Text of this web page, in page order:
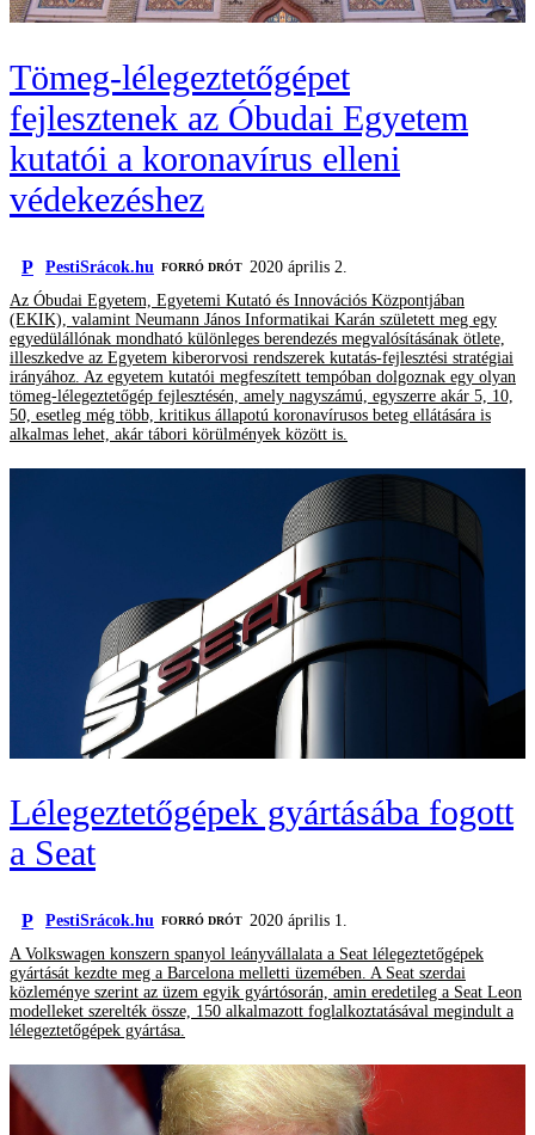
Tömeg-lélegeztetőgépet
fejlesztenek az Óbudai Egyetem
kutatói a koronavírus elleni
védekezéshez
P PestiSrácok.hu FORRÓ DRÓT
2020 április 2.
Az Óbudai Egyetem, Egyetemi Kutató és Innovációs Központjában
(EKIK), valamint Neumann János Informatikai Karán született meg egy
egyedülállónak mondható különleges berendezés megvalósításának ötlete,
illeszkedve az Egyetem kiberorvosi rendszerek kutatás-fejlesztési stratégiai
irányához. Az egyetem kutatói megfeszített tempóban dolgoznak egy olyan
tömeg-lélegeztetőgép fejlesztésén, amely nagyszámú, egyszerre akár 5, 10,
50, esetleg még több, kritikus állapotú koronavírusos beteg ellátására is
alkalmas lehet, akár tábori körülmények között is.
Lélegeztetőgépek gyártásába fogott
a Seat
P PestiSrácok.hu FORRÓ DRÓT 2020 április 1.
A Volkswagen konszern spanyol leányvállalata a Seat lélegeztetőgépek
gyártását kezdte meg a Barcelona melletti üzemében. A Seat szerdai
közleménye szerint az üzem egyik gyártósorán, amin eredetileg a Seat Leon
modelleket szerelték össze, 150 alkalmazott foglalkoztatásával megindult a
lélegeztetőgépek gyártása.